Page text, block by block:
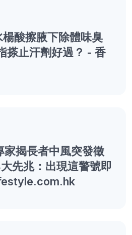
酸擦腋下除體味臭
搽止汗劑好過？ - 香
家揭長者中風突發徵
先兆：出現這警號即